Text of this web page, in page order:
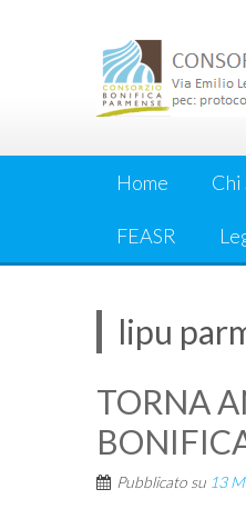
Home Chi
FEASR
lipu
TORNA
Pubblicato su 13